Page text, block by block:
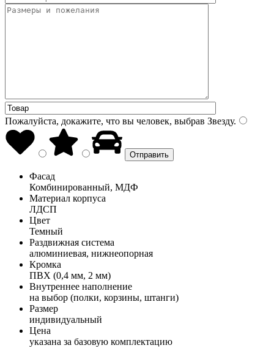
Пожалуйста, докажите, что вы человек, выбрав Звезду.
Фасад
Комбинированный, МДФ
Материал корпуса
ЛДСП
Цвет
Темный
Раздвижная система
алюминиевая, нижнеопорная
Кромка
ПВХ (0,4 мм, 2 мм)
Внутреннее наполнение
на выбор (полки, корзины, штанги)
Размер
индивидуальный
Цена
указана за базовую комплектацию